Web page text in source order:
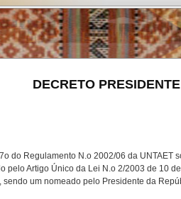
do Regulamento N.o 2002/06 da UNTAET
pelo Artigo Único da Lei N.o 2/2003 de 10
um nomeado pelo Presidente da